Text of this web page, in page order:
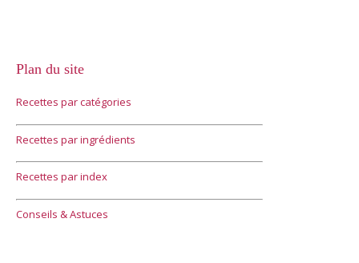
Plan du site
Recettes par catégories
Recettes par ingrédients
Recettes par index
Conseils & Astuces